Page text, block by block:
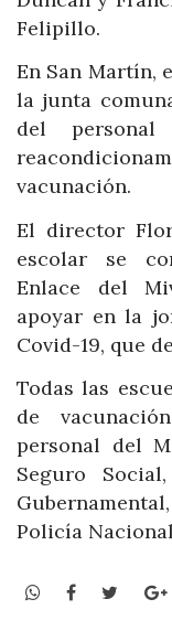
Felipillo.
En San Martín,
la junta
del
vacunación.
El director
escolar se
Enlace del
apoyar en la
Covid-19, que
Todas las
de
personal del
Seguro
Policía
WhatsApp
Facebook
Twitter